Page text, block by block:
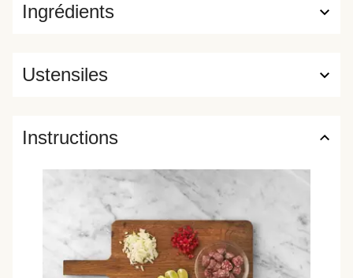
Ingrédients
Ustensiles
Instructions